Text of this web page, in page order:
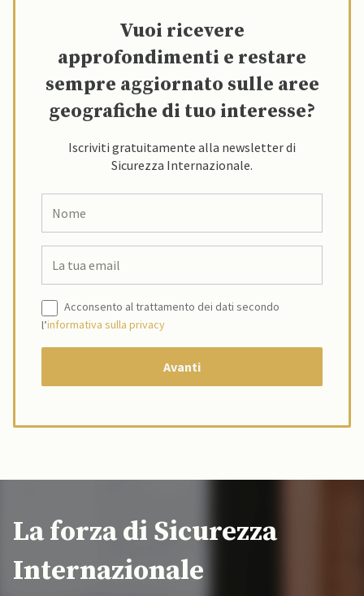
Vuoi ricevere
approfondimenti e restare
sempre aggiornato sulle aree
geografiche di tuo interesse?
Iscriviti gratuitamente alla newsletter di
Sicurezza Internazionale.
Acconsento al trattamento dei dati secondo
l’informativa sulla privacy
La forza di Sicurezza
Internazionale